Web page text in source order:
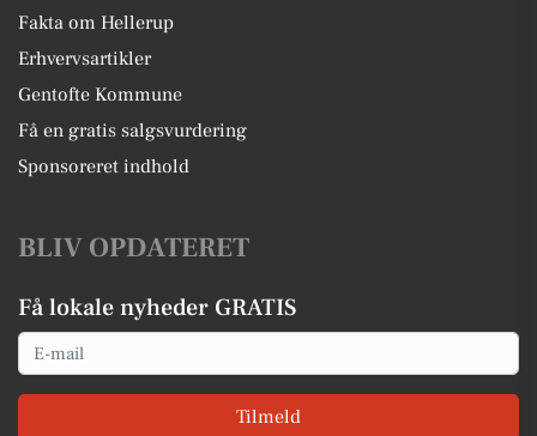
Fakta om Hellerup
Erhvervsartikler
Gentofte Kommune
Få en gratis salgsvurdering
Sponsoreret indhold
BLIV OPDATERET
Få lokale nyheder GRATIS
Email
Tilmeld